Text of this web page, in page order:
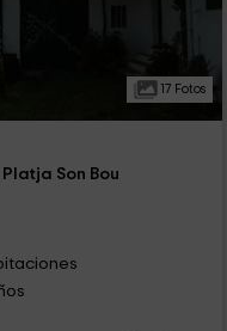
17 Fotos
Son Bou